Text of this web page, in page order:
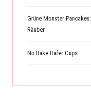
Grüne Monster
Räuber
No Bake Hafer Cups